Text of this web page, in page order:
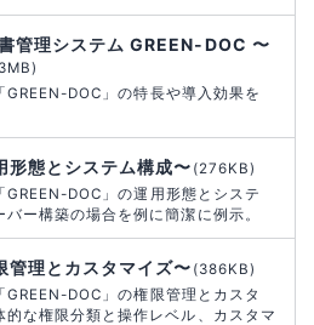
管理システム GREEN-DOC 〜
DOC」の特長や導入効果を
態とシステム構成〜 (276KB)
DOC」の運用形態とシステ
ー構築の場合を例に簡潔に例示。
理とカスタマイズ〜 (386KB)
DOC」の権限管理とカスタ
的な権限分類と操作レベル、カスタマ